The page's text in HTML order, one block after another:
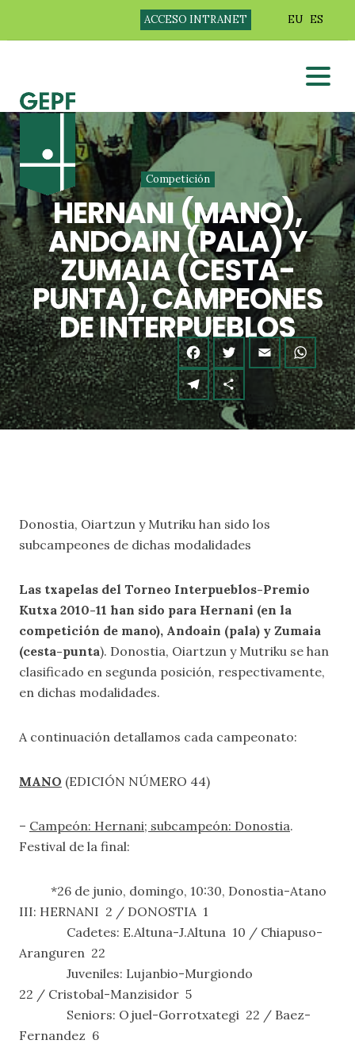
ACCESO INTRANET EU ES
Competición
HERNANI (MANO),
ANDOAIN (PALA) Y
ZUMAIA (CESTA-
PUNTA), CAMPEONES
DE INTERPUEBLOS
Donostia, Oiartzun y Mutriku han sido los
subcampeones de dichas modalidades
Las txapelas del Torneo Interpueblos-Premio
Kutxa 2010-11 han sido para Hernani (en la
competición de mano), Andoain (pala) y Zumaia
(cesta-punta). Donostia, Oiartzun y Mutriku se han
clasificado en segunda posición, respectivamente,
en dichas modalidades.
A continuación detallamos cada campeonato:
MANO (EDICIÓN NÚMERO 44)
– Campeón: Hernani; subcampeón: Donostia.
Festival de la final:
*26 de junio, domingo, 10:30, Donostia-Atano
III: HERNANI 2 / DONOSTIA 1
Cadetes: E.Altuna-J.Altuna 10 / Chiapuso-
Aranguren 22
Juveniles: Lujanbio-Murgiondo
22 / Cristobal-Manzisidor 5
Seniors: Ojuel-Gorrotxategi 22 / Baez-
Fernandez 6